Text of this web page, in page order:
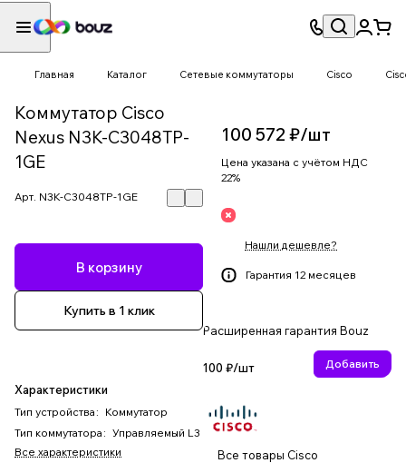
Главная Каталог Сетевые коммутаторы Cisco
Коммутатор Cisco
Nexus N3K-C3048TP-
1GE
Арт. N3K-C3048TP-1GE
В корзину
Купить в 1 клик
Характеристики
Тип устройства : Коммутатор
Тип коммутатора : Управляемый L3
Все характеристики
100 572 ₽/шт
Цена указана с учётом НДС
22%
Нашли дешевле?
Гарантия 12 месяцев
Расширенная гарантия Bouz
100 ₽/шт Добавить
Все товары Cisco